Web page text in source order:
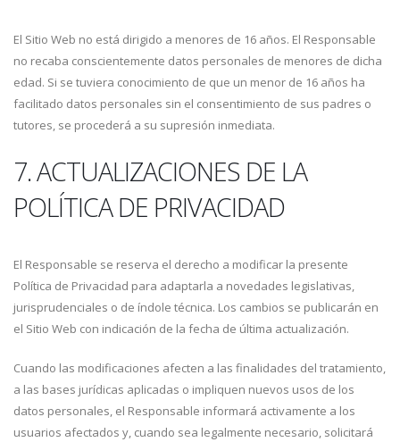
El Sitio Web no está dirigido a menores de 16 años. El Responsable
no recaba conscientemente datos personales de menores de dicha
edad. Si se tuviera conocimiento de que un menor de 16 años ha
facilitado datos personales sin el consentimiento de sus padres o
tutores, se procederá a su supresión inmediata.
7. ACTUALIZACIONES DE LA
POLÍTICA DE PRIVACIDAD
El Responsable se reserva el derecho a modificar la presente
Política de Privacidad para adaptarla a novedades legislativas,
jurisprudenciales o de índole técnica. Los cambios se publicarán en
el Sitio Web con indicación de la fecha de última actualización.
Cuando las modificaciones afecten a las finalidades del tratamiento,
a las bases jurídicas aplicadas o impliquen nuevos usos de los
datos personales, el Responsable informará activamente a los
usuarios afectados y, cuando sea legalmente necesario, solicitará